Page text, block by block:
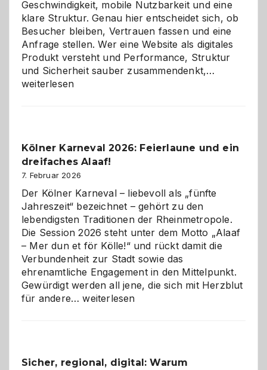
Geschwindigkeit, mobile Nutzbarkeit und eine
klare Struktur. Genau hier entscheidet sich, ob
Besucher bleiben, Vertrauen fassen und eine
Anfrage stellen. Wer eine Website als digitales
Produkt versteht und Performance, Struktur
und Sicherheit sauber zusammendenkt,…
geworden
weiterlesen
Kölner Karneval 2026: Feierlaune und ein
dreifaches Alaaf!
7. Februar 2026
Der Kölner Karneval – liebevoll als „fünfte
Jahreszeit“ bezeichnet – gehört zu den
lebendigsten Traditionen der Rheinmetropole.
Die Session 2026 steht unter dem Motto „Alaaf
– Mer dun et för Kölle!“ und rückt damit die
Verbundenheit zur Stadt sowie das
ehrenamtliche Engagement in den Mittelpunkt.
Gewürdigt werden all jene, die sich mit Herzblut
für andere…Kölner
ein
weiterlesen
Sicher, regional, digital: Warum